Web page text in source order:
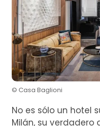
© Casa Baglioni
No es sólo un hotel
Milán, su verdadero